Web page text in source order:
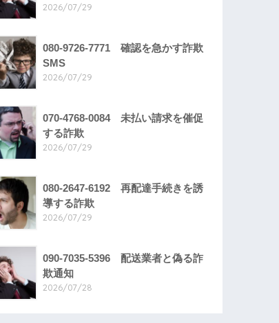
2026/07/29
080-9726-7771 確認を急かす詐欺
SMS
2026/07/29
070-4768-0084 未払い請求を催促
する詐欺
2026/07/29
080-2647-6192 再配達手続きを誘
導する詐欺
2026/07/29
090-7035-5396 配送業者と偽る詐
欺通知
2026/07/28